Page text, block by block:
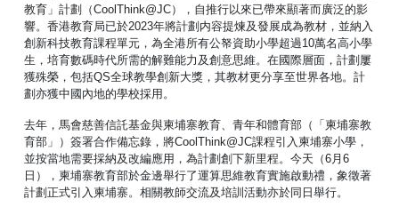
教育」計劃（CoolThink@JC），自推行以來已帶來顯著而廣泛的影
響。香港教育局已於2023年將計劃内容提煉及發展成為教材，並納入
創新科技教育課程單元，為全港所有公帑資助小學超過10萬名高小學
生，培育數碼時代所需的解難能力及創意思維。在國際層面，計劃屢
獲殊榮，包括QS全球教學創新大獎，其教材更分享至世界各地。計
劃亦獲中國內地的學校採用。
去年，馬會慈善信託基金與柬埔寨教育、青年和體育部（「柬埔寨教
育部」）簽署合作備忘錄，將CoolThink@JC課程引入柬埔寨小學，
並按當地需要採納及改編應用，為計劃創下新里程。今天（6月6
日），柬埔寨教育部於金邊舉行了運算思維教育實施啟動禮，象徵著
計劃正式引入柬埔寨。相關教師交流及培訓活動亦於同日舉行。